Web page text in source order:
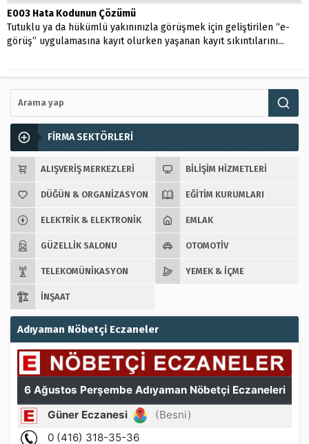
E003 Hata Kodunun Çözümü
Tutuklu ya da hükümlü yakınınızla görüşmek için geliştirilen “e-
görüş” uygulamasına kayıt olurken yaşanan kayıt sıkıntılarını...
FİRMA SEKTÖRLERİ
ALIŞVERIŞ MERKEZLERI BILIŞIM HIZMETLERI
DÜĞÜN & ORGANIZASYON EĞITIM KURUMLARI
ELEKTRIK & ELEKTRONIK EMLAK
GÜZELLIK SALONU OTOMOTIV
TELEKOMÜNIKASYON YEMEK & İÇME
İNŞAAT
Adıyaman Nöbetçi Eczaneler